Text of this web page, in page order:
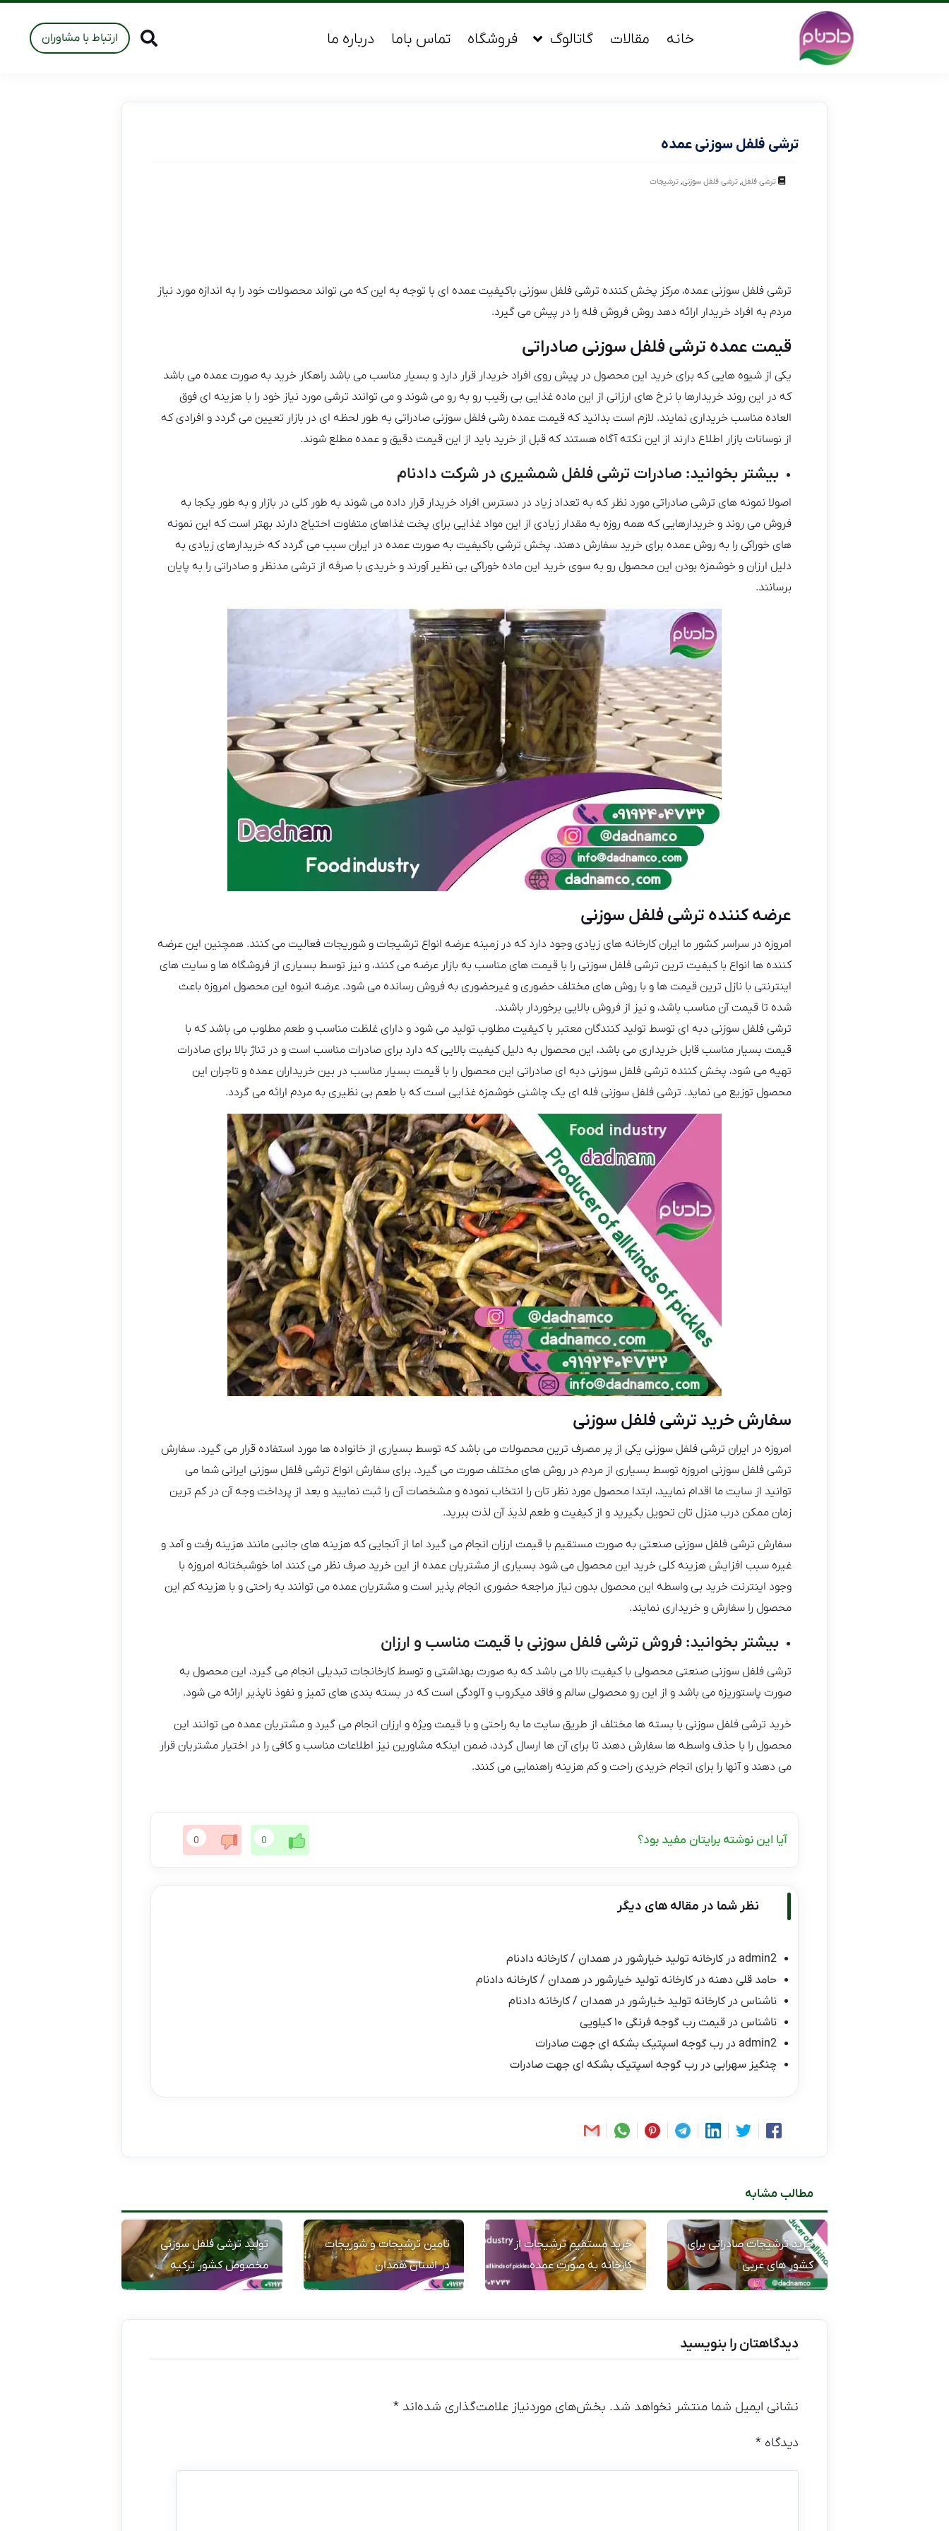
خانه مقالات گاتالوگ فروشگاه تماس باما درباره ما ارتباط با مشاوران
ترشی فلفل سوزنی عمده
ترشی فلفل, ترشی فلفل سوزنی, ترشیجات
ترشی فلفل سوزنی عمده، مرکز پخش کننده ترشی فلفل سوزنی باکیفیت عمده ای با توجه به این که می تواند محصولات خود را به اندازه مورد نیاز
مردم به افراد خریدار ارائه دهد روش فروش فله را در پیش می گیرد.
قیمت عمده ترشی فلفل سوزنی صادراتی
یکی از شیوه هایی که برای خرید این محصول در پیش روی افراد خریدار قرار دارد و بسیار مناسب می باشد راهکار خرید به صورت عمده می باشد
که در این روند خریدارها با نرخ های ارزانی از این ماده غذایی بی رقیب رو به رو می شوند و می توانند ترشی مورد نیاز خود را با هزینه ای فوق
العاده مناسب خریداری نمایند. لازم است بدانید که قیمت عمده رشی فلفل سوزنی صادراتی به طور لحظه ای در بازار تعیین می گردد و افرادی که
از نوسانات بازار اطلاع دارند از این نکته آگاه هستند که قبل از خرید باید از این قیمت دقیق و عمده مطلع شوند.
بیشتر بخوانید: صادرات ترشی فلفل شمشیری در شرکت دادنام
اصولا نمونه های ترشی صادراتی مورد نظر که به تعداد زیاد در دسترس افراد خریدار قرار داده می شوند به طور کلی در بازار و به طور یکجا به
فروش می روند و خریدارهایی که همه روزه به مقدار زیادی از این مواد غذایی برای پخت غذاهای متفاوت احتیاج دارند بهتر است که این نمونه
های خوراکی را به روش عمده برای خرید سفارش دهند. پخش ترشی باکیفیت به صورت عمده در ایران سبب می گردد که خریدارهای زیادی به
دلیل ارزان و خوشمزه بودن این محصول رو به سوی خرید این ماده خوراکی بی نظیر آورند و خریدی با صرفه از ترشی مدنظر و صادراتی را به پایان
برسانند.
عرضه کننده ترشی فلفل سوزنی
امروزه در سراسر کشور ما ایران کارخانه های زیادی وجود دارد که در زمینه عرضه انواع ترشیجات و شوریجات فعالیت می کنند. همچنین این عرضه
کننده ها انواع با کیفیت ترین ترشی فلفل سوزنی را با قیمت های مناسب به بازار عرضه می کنند، و نیز توسط بسیاری از فروشگاه ها و سایت های
اینترنتی با نازل ترین قیمت ها و با روش های مختلف حضوری و غیرحضوری به فروش رسانده می شود. عرضه انبوه این محصول امروزه باعث
شده تا قیمت آن مناسب باشد، و نیز از فروش بالایی برخوردار باشند.
ترشی فلفل سوزنی دبه ای توسط تولید کنندگان معتبر با کیفیت مطلوب تولید می شود و دارای غلظت مناسب و طعم مطلوب می باشد که با
قیمت بسیار مناسب قابل خریداری می باشد، این محصول به دلیل کیفیت بالایی که دارد برای صادرات مناسب است و در تناژ بالا برای صادرات
تهیه می شود، پخش کننده ترشی فلفل سوزنی دبه ای صادراتی این محصول را با قیمت بسیار مناسب در بین خریداران عمده و تاجران این
محصول توزیع می نماید. ترشی فلفل سوزنی فله ای یک چاشنی خوشمزه غذایی است که با طعم بی نظیری به مردم ارائه می گردد.
سفارش خرید ترشی فلفل سوزنی
امروزه در ایران ترشی فلفل سوزنی یکی از پر مصرف ترین محصولات می باشد که توسط بسیاری از خانواده ها مورد استفاده قرار می گیرد. سفارش
ترشی فلفل سوزنی امروزه توسط بسیاری از مردم در روش های مختلف صورت می گیرد. برای سفارش انواع ترشی فلفل سوزنی ایرانی شما می
توانید از سایت ما اقدام نمایید، ابتدا محصول مورد نظر تان را انتخاب نموده و مشخصات آن را ثبت نمایید و بعد از پرداخت وجه آن در کم ترین
زمان ممکن درب منزل تان تحویل بگیرید و از کیفیت و طعم لذیذ آن لذت ببرید.
سفارش ترشی فلفل سوزنی صنعتی به صورت مستقیم با قیمت ارزان انجام می گیرد اما از آنجایی که هزینه های جانبی مانند هزینه رفت و آمد و
غیره سبب افزایش هزینه کلی خرید این محصول می شود بسیاری از مشتریان عمده از این خرید صرف نظر می کنند اما خوشبختانه امروزه با
وجود اینترنت خرید بی واسطه این محصول بدون نیاز مراجعه حضوری انجام پذیر است و مشتریان عمده می توانند به راحتی و با هزینه کم این
محصول را سفارش و خریداری نمایند.
بیشتر بخوانید: فروش ترشی فلفل سوزنی با قیمت مناسب و ارزان
ترشی فلفل سوزنی صنعتی محصولی با کیفیت بالا می باشد که به صورت بهداشتی و توسط کارخانجات تبدیلی انجام می گیرد، این محصول به
صورت پاستوریزه می باشد و از این رو محصولی سالم و فاقد میکروب و آلودگی است که در بسته بندی های تمیز و نفوذ ناپذیر ارائه می شود.
خرید ترشی فلفل سوزنی با بسته ها مختلف از طریق سایت ما به راحتی و با قیمت ویژه و ارزان انجام می گیرد و مشتریان عمده می توانند این
محصول را با حذف واسطه ها سفارش دهند تا برای آن ها ارسال گردد، ضمن اینکه مشاورین نیز اطلاعات مناسب و کافی را در اختیار مشتریان قرار
می دهند و آنها را برای انجام خریدی راحت و کم هزینه راهنمایی می کنند.
آیا این نوشته برایتان مفید بود؟ 0
0
نظر شما در مقاله های دیگر
admin2 درکارخانه تولید خیارشور در همدان / کارخانه دادنام
حامد قلی دهنه درکارخانه تولید خیارشور در همدان / کارخانه دادنام
ناشناس درکارخانه تولید خیارشور در همدان / کارخانه دادنام
ناشناس در قیمت رب گوجه فرنگی ۱۰ کیلویی
admin2 در رب گوجه اسپتیک بشکه ای جهت صادرات
چنگیز سهرابی در رب گوجه اسپتیک بشکه ای جهت صادرات
مطالب مشابه
خرید ترشیجات صادراتی برای
کشور های عربی
خرید مستقیم ترشیجات از
کارخانه به صورت عمده
تامین ترشیجات و شوریجات
در استان همدان
تولید ترشی فلفل سوزنی
مخصوص کشور ترکیه
دیدگاهتان را بنویسید
نشانی ایمیل شما منتشر نخواهد شد. بخش‌های موردنیاز علامت‌گذاری شده‌اند *
دیدگاه *